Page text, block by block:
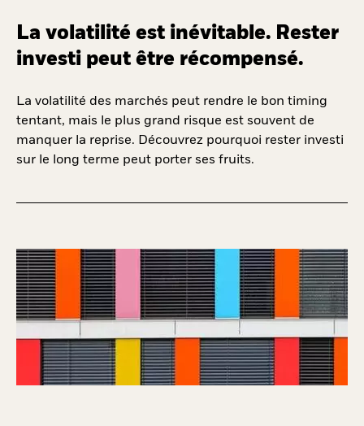
La volatilité est inévitable. Rester
investi peut être récompensé.
La volatilité des marchés peut rendre le bon timing
tentant, mais le plus grand risque est souvent de
manquer la reprise. Découvrez pourquoi rester investi
sur le long terme peut porter ses fruits.